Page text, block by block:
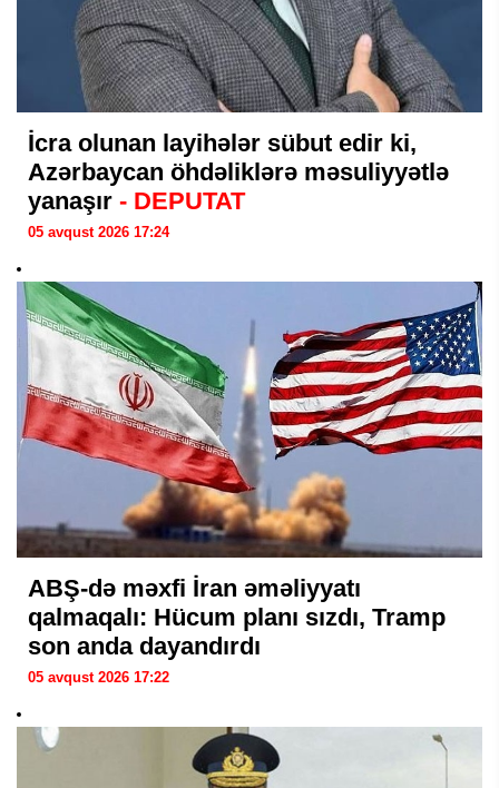
İcra olunan layihələr sübut edir ki,
Azərbaycan öhdəliklərə məsuliyyətlə
yanaşır - DEPUTAT
05 avqust 2026 17:24
ABŞ-də məxfi İran əməliyyatı
qalmaqalı: Hücum planı sızdı, Tramp
son anda dayandırdı
05 avqust 2026 17:22